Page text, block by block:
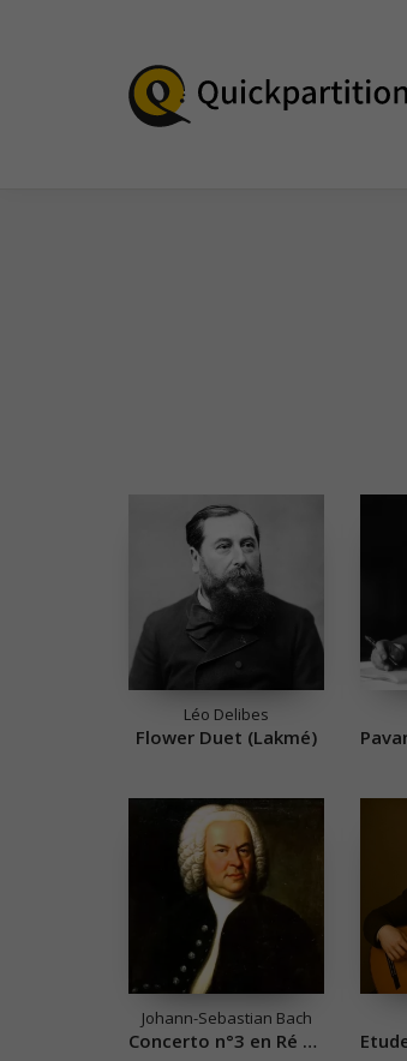
Léo Delibes
Flower Duet (Lakmé)
Johann-Sebastian Bach
Concerto n°3 en Ré Mineur